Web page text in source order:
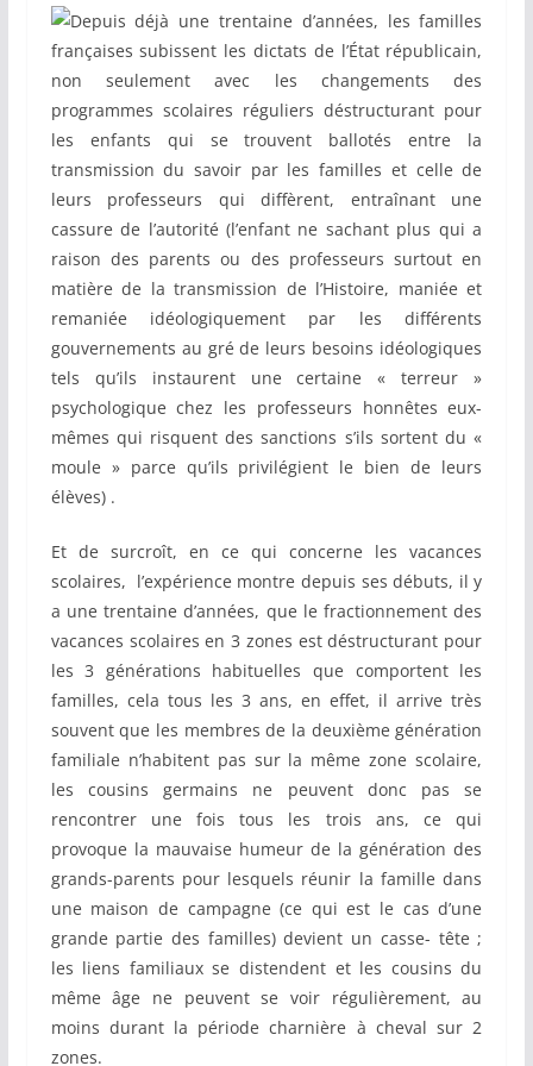
Depuis déjà une trentaine d’années, les familles
françaises subissent les dictats de l’État républicain,
non seulement avec les changements des
programmes scolaires réguliers déstructurant pour
les enfants qui se trouvent ballotés entre la
transmission du savoir par les familles et celle de
leurs professeurs qui diffèrent, entraînant une
cassure de l’autorité (l’enfant ne sachant plus qui a
raison des parents ou des professeurs surtout en
matière de la transmission de l’Histoire, maniée et
remaniée idéologiquement par les différents
gouvernements au gré de leurs besoins idéologiques
tels qu’ils instaurent une certaine « terreur »
psychologique chez les professeurs honnêtes eux-
mêmes qui risquent des sanctions s’ils sortent du «
moule » parce qu’ils privilégient le bien de leurs
élèves) .
Et de surcroît, en ce qui concerne les vacances
scolaires, l’expérience montre depuis ses débuts, il y
a une trentaine d’années, que le fractionnement des
vacances scolaires en 3 zones est déstructurant pour
les 3 générations habituelles que comportent les
familles, cela tous les 3 ans, en effet, il arrive très
souvent que les membres de la deuxième génération
familiale n’habitent pas sur la même zone scolaire,
les cousins germains ne peuvent donc pas se
rencontrer une fois tous les trois ans, ce qui
provoque la mauvaise humeur de la génération des
grands-parents pour lesquels réunir la famille dans
une maison de campagne (ce qui est le cas d’une
grande partie des familles) devient un casse- tête ;
les liens familiaux se distendent et les cousins du
même âge ne peuvent se voir régulièrement, au
moins durant la période charnière à cheval sur 2
zones.